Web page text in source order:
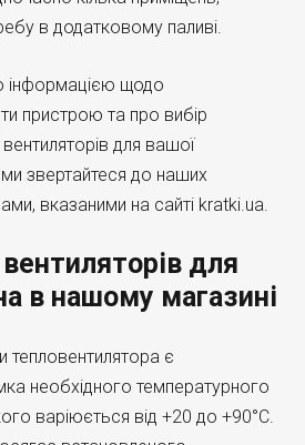
в додатковому паливі.
інформацією щодо
пристрою та про вибір
вентиляторів для вашої
звертайтеся до наших
вказаними на сайті kratki.ua.
для
в нашому магазині
тепловентилятора є
необхідного температурного
варіюється від +20 до +90°C.